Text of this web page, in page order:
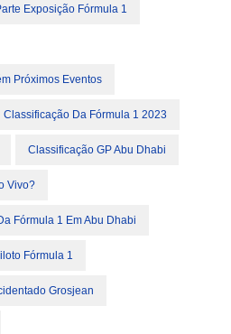
Exposição Fórmula 1
Próximos Eventos
Classificação Da Fórmula 1 2023
Classificação GP Abu Dhabi
Vivo?
Fórmula 1 Em Abu Dhabi
Fórmula 1
Grosjean